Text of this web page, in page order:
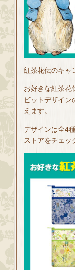
紅茶花伝のキャ
お好きな紅茶花
ビットデザイン
えます。
デザインは全4
ストアをチェッ